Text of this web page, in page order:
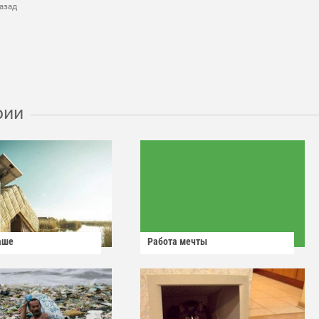
Работа мечты